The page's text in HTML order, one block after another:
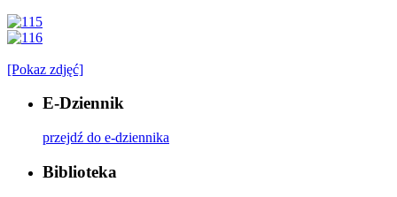
[Pokaz zdjęć]
E-Dziennik
przejdź do e-dziennika
Biblioteka